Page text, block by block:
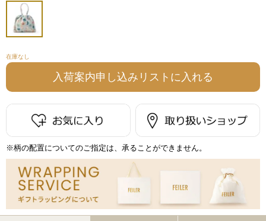
在庫なし
※柄の配置についてのご指定は、承ることができません。